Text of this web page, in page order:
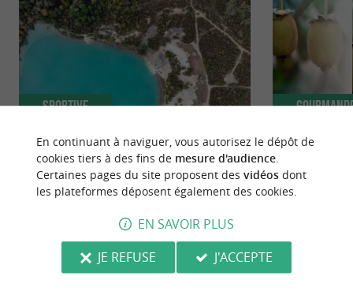
La balade insolite des Lacs Bleus de
Touvérac
Sportive
Un hiver
Charente-
En continuant à naviguer, vous autorisez le dépôt de
cookies tiers à des fins de mesure d'audience.
Certaines pages du site proposent des vidéosdont
les plateformes déposent également des cookies.
EN SAVOIR PLUS
JE REFUSE
J'ACCEPTE